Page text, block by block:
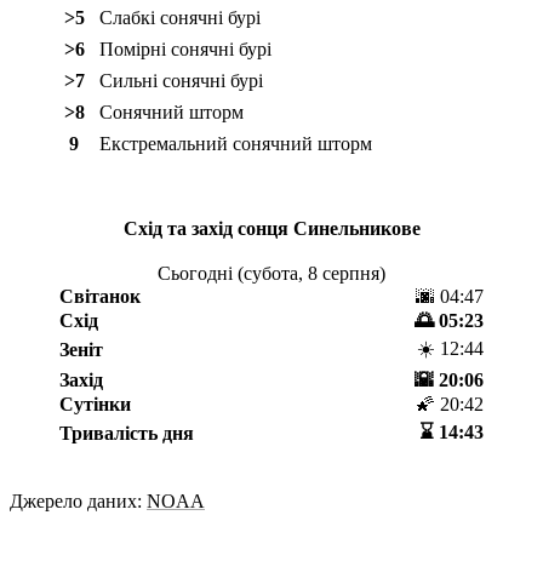
>5
Слабкі сонячні бурі
>6
Помірні сонячні бурі
>7
Сильні сонячні бурі
>8
Сонячний шторм
9
Екстремальний сонячний шторм
Схід та захід сонця Синельникове
Сьогодні (субота, 8 серпня)
Світанок
🌆 04:47
Схід
🌅 05:23
Зеніт
☀️ 12:44
Захід
🌇 20:06
Сутінки
🌠 20:42
Тривалість дня
⌛️ 14:43
Джерело даних: NOAA